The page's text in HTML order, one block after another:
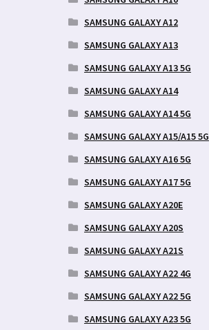
SAMSUNG GALAXY A12
SAMSUNG GALAXY A13
SAMSUNG GALAXY A13 5G
SAMSUNG GALAXY A14
SAMSUNG GALAXY A14 5G
SAMSUNG GALAXY A15/A15 5G
SAMSUNG GALAXY A16 5G
SAMSUNG GALAXY A17 5G
SAMSUNG GALAXY A20E
SAMSUNG GALAXY A20S
SAMSUNG GALAXY A21S
SAMSUNG GALAXY A22 4G
SAMSUNG GALAXY A22 5G
SAMSUNG GALAXY A23 5G